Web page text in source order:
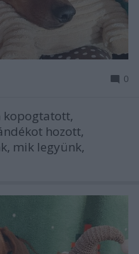
0
kopogtatott,
hozott,
mik legyünk,